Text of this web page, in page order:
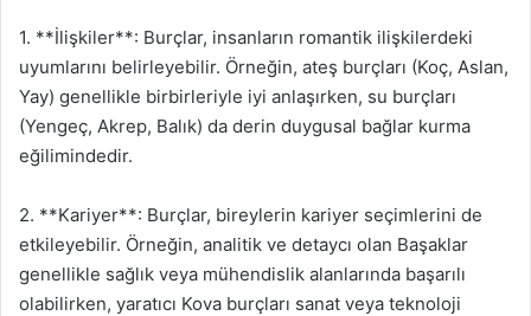
1. **İlişkiler**: Burçlar, insanların romantik ilişkilerdeki
uyumlarını belirleyebilir. Örneğin, ateş burçları (Koç, Aslan,
Yay) genellikle birbirleriyle iyi anlaşırken, su burçları
(Yengeç, Akrep, Balık) da derin duygusal bağlar kurma
eğilimindedir.
2. **Kariyer**: Burçlar, bireylerin kariyer seçimlerini de
etkileyebilir. Örneğin, analitik ve detaycı olan Başaklar
genellikle sağlık veya mühendislik alanlarında başarılı
olabilirken, yaratıcı Kova burçları sanat veya teknoloji